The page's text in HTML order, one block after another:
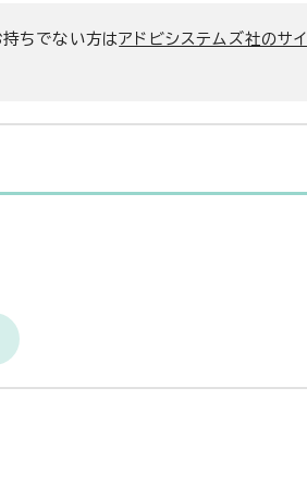
持ちでない方はアドビシステムズ社のサイ